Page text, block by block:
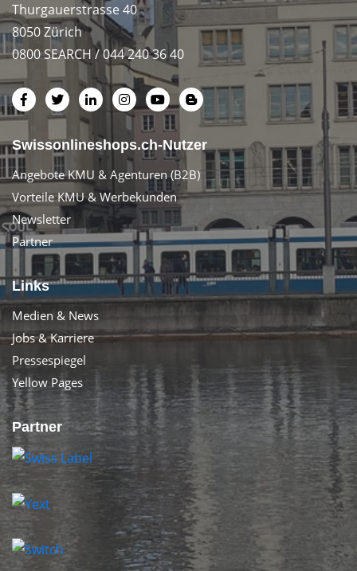
Thurgauerstrasse 40
8050 Zürich
0800 SEARCH / 044 240 36 40
Swissonlineshops.ch-Nutzer
Angebote KMU & Agenturen (B2B)
Vorteile KMU & Werbekunden
Newsletter
Partner
Links
Medien & News
Jobs & Karriere
Pressespiegel
Yellow Pages
Partner